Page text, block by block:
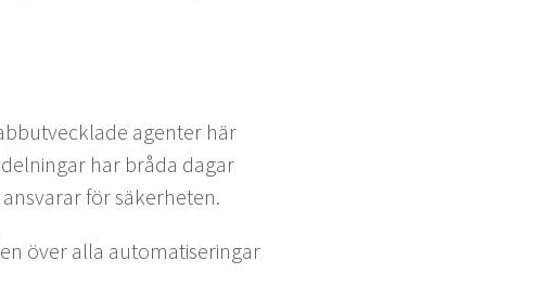
agen­ter här
har brå­da dagar
för säkerheten.
över alla automa­tis­eringar